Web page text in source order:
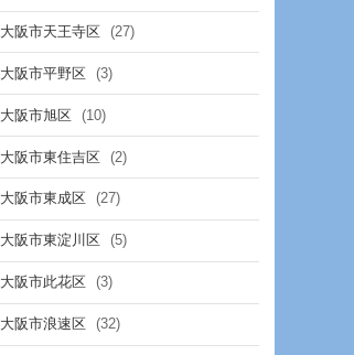
大阪市天王寺区 (27)
大阪市平野区 (3)
大阪市旭区 (10)
大阪市東住吉区 (2)
大阪市東成区 (27)
大阪市東淀川区 (5)
大阪市此花区 (3)
大阪市浪速区 (32)